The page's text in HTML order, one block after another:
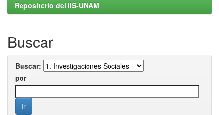
Repositorio del IIS-UNAM
Buscar
Buscar:
por